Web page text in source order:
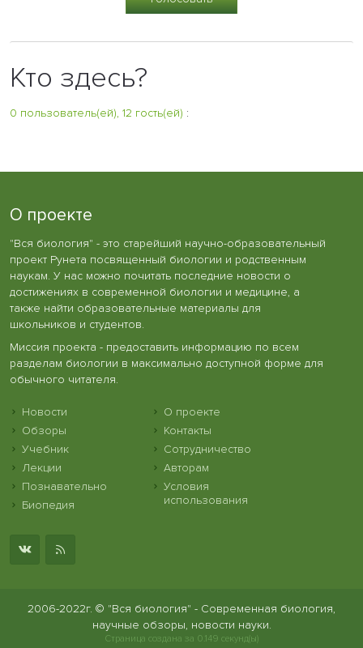
Кто здесь?
0 пользователь(ей), 12 гость(ей) :
О проекте
"Вся биология" - это старейший научно-образовательный
проект Рунета посвященный биологии и родственным
наукам. У нас можно почитать последние новости о
достижениях в современной биологии и медицине, а
также найти образовательные материалы для
школьников и студентов.
Миссия проекта - предоставить информацию по всем
разделам биологии в максимально доступной форме для
обычного читателя.
Новости
Обзоры
Учебник
Лекции
Познавательно
Биопедия
О проекте
Контакты
Сотрудничество
Авторам
Условия
использования
2006-2022г. © "Вся биология" - Современная биология,
научные обзоры, новости науки.
Страница создана за 0.149 секунд(ы)